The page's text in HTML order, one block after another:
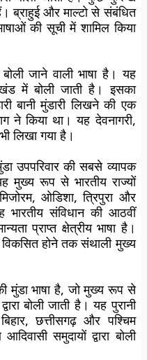
ब्राहुई और माल्टो से संबंधित
की सूची में शामिल किया
बोली जाने वाली भाषा है। यह
में बोली जाती है। इसका
बानी मुंडारी लिखने की एक
ने किया था। यह देवनागरी,
लिखा गया है।
उपपरिवार की सबसे व्यापक
मुख्य रूप से भारतीय राज्यों
ओडिशा, त्रिपुरा और
भारतीय संविधान की आठवीं
प्राप्त क्षेत्रीय भाषा है।
विकसित होने तक संथाली मुख्य
मुंडा भाषा है, जो मुख्य रूप से
बोली जाती है। यह पुरानी
छत्तीसगढ़ और पश्चिम
समुदायों द्वारा बोली